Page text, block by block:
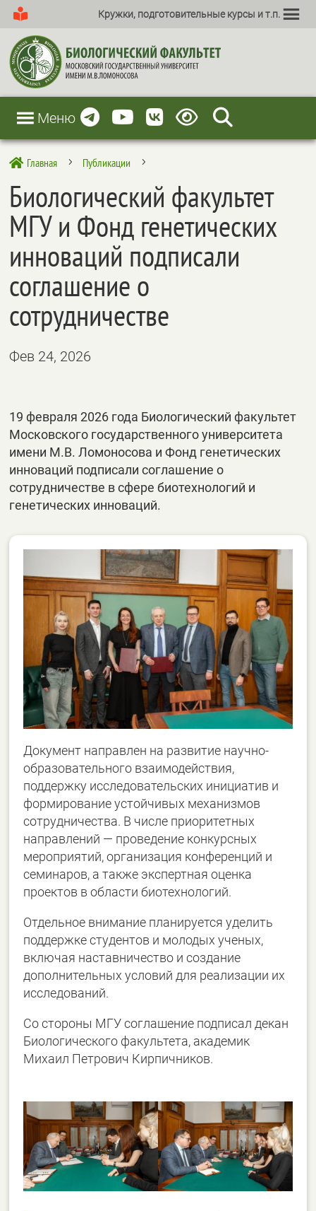
Кружки, подготовительные курсы и т.п.
Меню
 Главная 5 Публикации 5
Биологический факультет
МГУ и Фонд генетических
инноваций подписали
соглашение о
сотрудничестве
Фев 24, 2026
19 февраля 2026 года Биологический факультет
Московского государственного университета
имени М.В. Ломоносова и Фонд генетических
инноваций подписали соглашение о
сотрудничестве в сфере биотехнологий и
генетических инноваций.
Документ направлен на развитие научно-
образовательного взаимодействия,
поддержку исследовательских инициатив и
формирование устойчивых механизмов
сотрудничества. В числе приоритетных
направлений — проведение конкурсных
мероприятий, организация конференций и
семинаров, а также экспертная оценка
проектов в области биотехнологий.
Отдельное внимание планируется уделить
поддержке студентов и молодых ученых,
включая наставничество и создание
дополнительных условий для реализации их
исследований.
Со стороны МГУ соглашение подписал декан
Биологического факультета, академик
Михаил Петрович Кирпичников.